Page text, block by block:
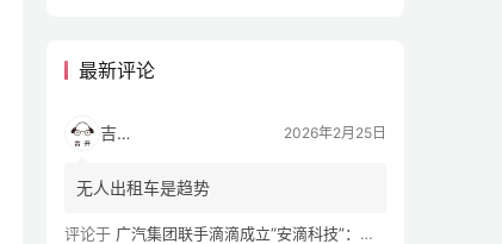
最新评论
吉开 2026年2月25日
无人出租车是趋势
评论于 广汽集团联手滴滴成立“安滴科技”：加速 L4 级 Robotaxi 量产